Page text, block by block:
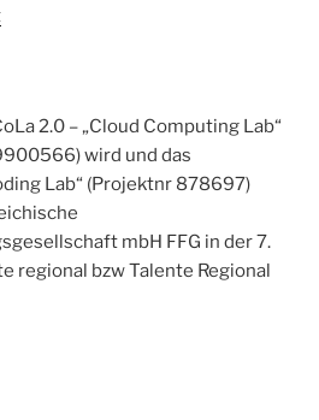
2.0 – „Cloud Computing Lab“
wird und das
Lab“ (Projektnr 878697)
mbH FFG in der 7.
regional bzw Talente Regional